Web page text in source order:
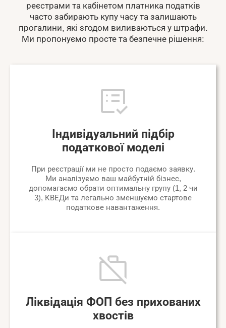
реєстрами та кабінетом платника податків
часто забирають купу часу та залишають
прогалини, які згодом виливаються у штрафи.
Ми пропонуємо просте та безпечне рішення:
Індивідуальний підбір
податкової моделі
При реєстрації ми не просто подаємо заявку.
Ми аналізуємо ваш майбутній бізнес,
допомагаємо обрати оптимальну групу (1, 2 чи
3), КВЕДи та легально зменшуємо стартове
податкове навантаження.
Ліквідація ФОП без прихованих
хвостів